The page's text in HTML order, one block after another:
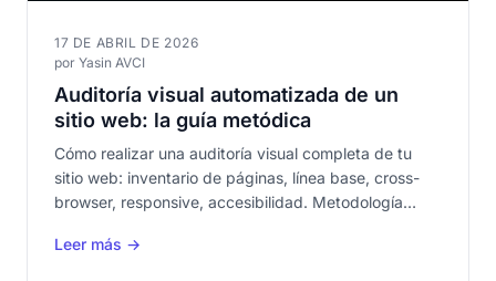
17 DE ABRIL DE 2026
por Yasin AVCI
Auditoría visual automatizada de un
sitio web: la guía metódica
Cómo realizar una auditoría visual completa de tu
sitio web: inventario de páginas, línea base, cross-
browser, responsive, accesibilidad. Metodología
Leer más →